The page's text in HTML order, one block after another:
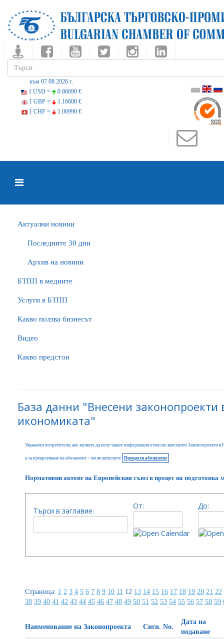
към 07.08.2026 г.
1 USD =
0.86690 €
1 GBP =
1.16600 €
1 CHF =
1.06990 €
Актуални новини
Последните 30 дни
Архив на новини
БTПП в медиите
Услуги в БТПП
Какво ползва бизнесът
Видео
Какво предстои
База данни "Внесени
икономиката"
Уважаеми потребители, ако желаете да получавате информация относно внесените Законопроекти
а за прекратяване на абонамент – моля натиснете Прекрати абонамент
Нормативни актове на Европейския съюз в процес на подготовка
Търси в заглавие:
От: До:
Страница: 1 2 3 4 5 6 7 8 9 10 11 12 13 14 15 16 17 18 19 20 21 22
38 39 40 41 42 43 44 45 46 47 48 49 50 51 52 53 54 55 56 57 58 59
Наименование на Законопроекта Сигн. No.
Дата на
подаване